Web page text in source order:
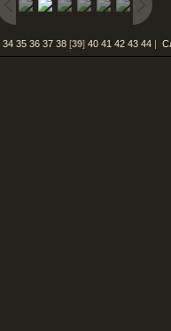
34 35 36 37 38[39] 40 41 42 43 44|